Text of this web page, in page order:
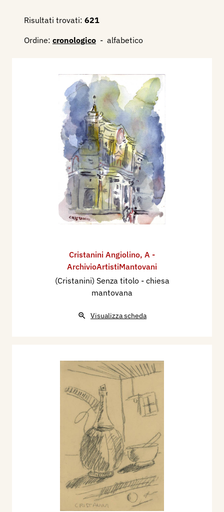
Risultati trovati: 621
Ordine: cronologico - alfabetico
Cristanini Angiolino, A -
ArchivioArtistiMantovani
(Cristanini) Senza titolo - chiesa
mantovana
Visualizza scheda